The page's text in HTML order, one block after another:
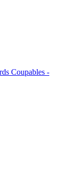
Coupables -